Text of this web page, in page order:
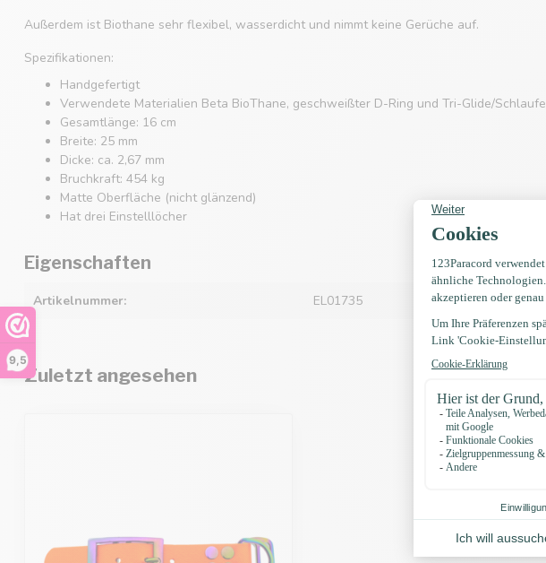
9,5
Außerdem ist Biothane sehr flexibel, wasserdicht und nimmt keine Gerüche auf.
Spezifikationen:
Handgefertigt
Verwendete Materialien Beta BioThane, geschweißter D-Ring und Tri-Glide/Schlaufe
Gesamtlänge: 16 cm
Breite: 25 mm
Dicke: ca. 2,67 mm
Bruchkraft: 454 kg
Matte Oberfläche (nicht glänzend)
Hat drei Einstelllöcher
Eigenschaften
Artikelnummer: EL01735
Zuletzt angesehen